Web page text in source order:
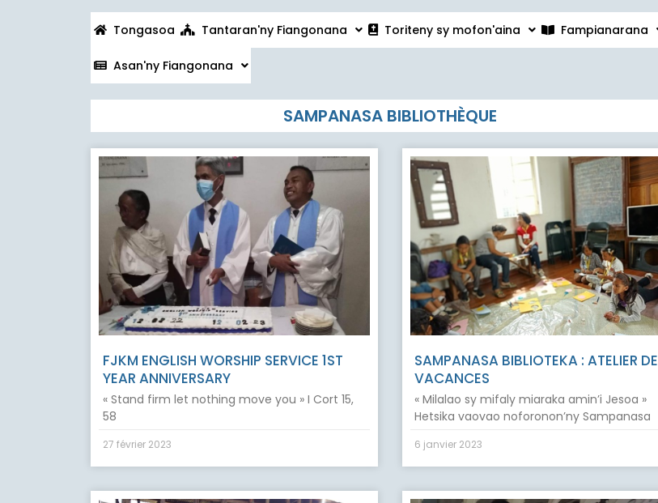
Tongasoa Tantaran'ny Fiangonana Toriteny sy mofon'aina Fampianarana
Asan'ny Fiangonana
SAMPANASA BIBLIOTHÈQUE
FJKM ENGLISH WORSHIP SERVICE 1ST
YEAR ANNIVERSARY
« Stand firm let nothing move you » I Cort 15,
58
27 février 2023
SAMPANASA BIBLIOTEKA : ATELIER DE
VACANCES
« Milalao sy mifaly miaraka amin’i Jesoa »
Hetsika vaovao noforonon’ny Sampanasa
6 janvier 2023